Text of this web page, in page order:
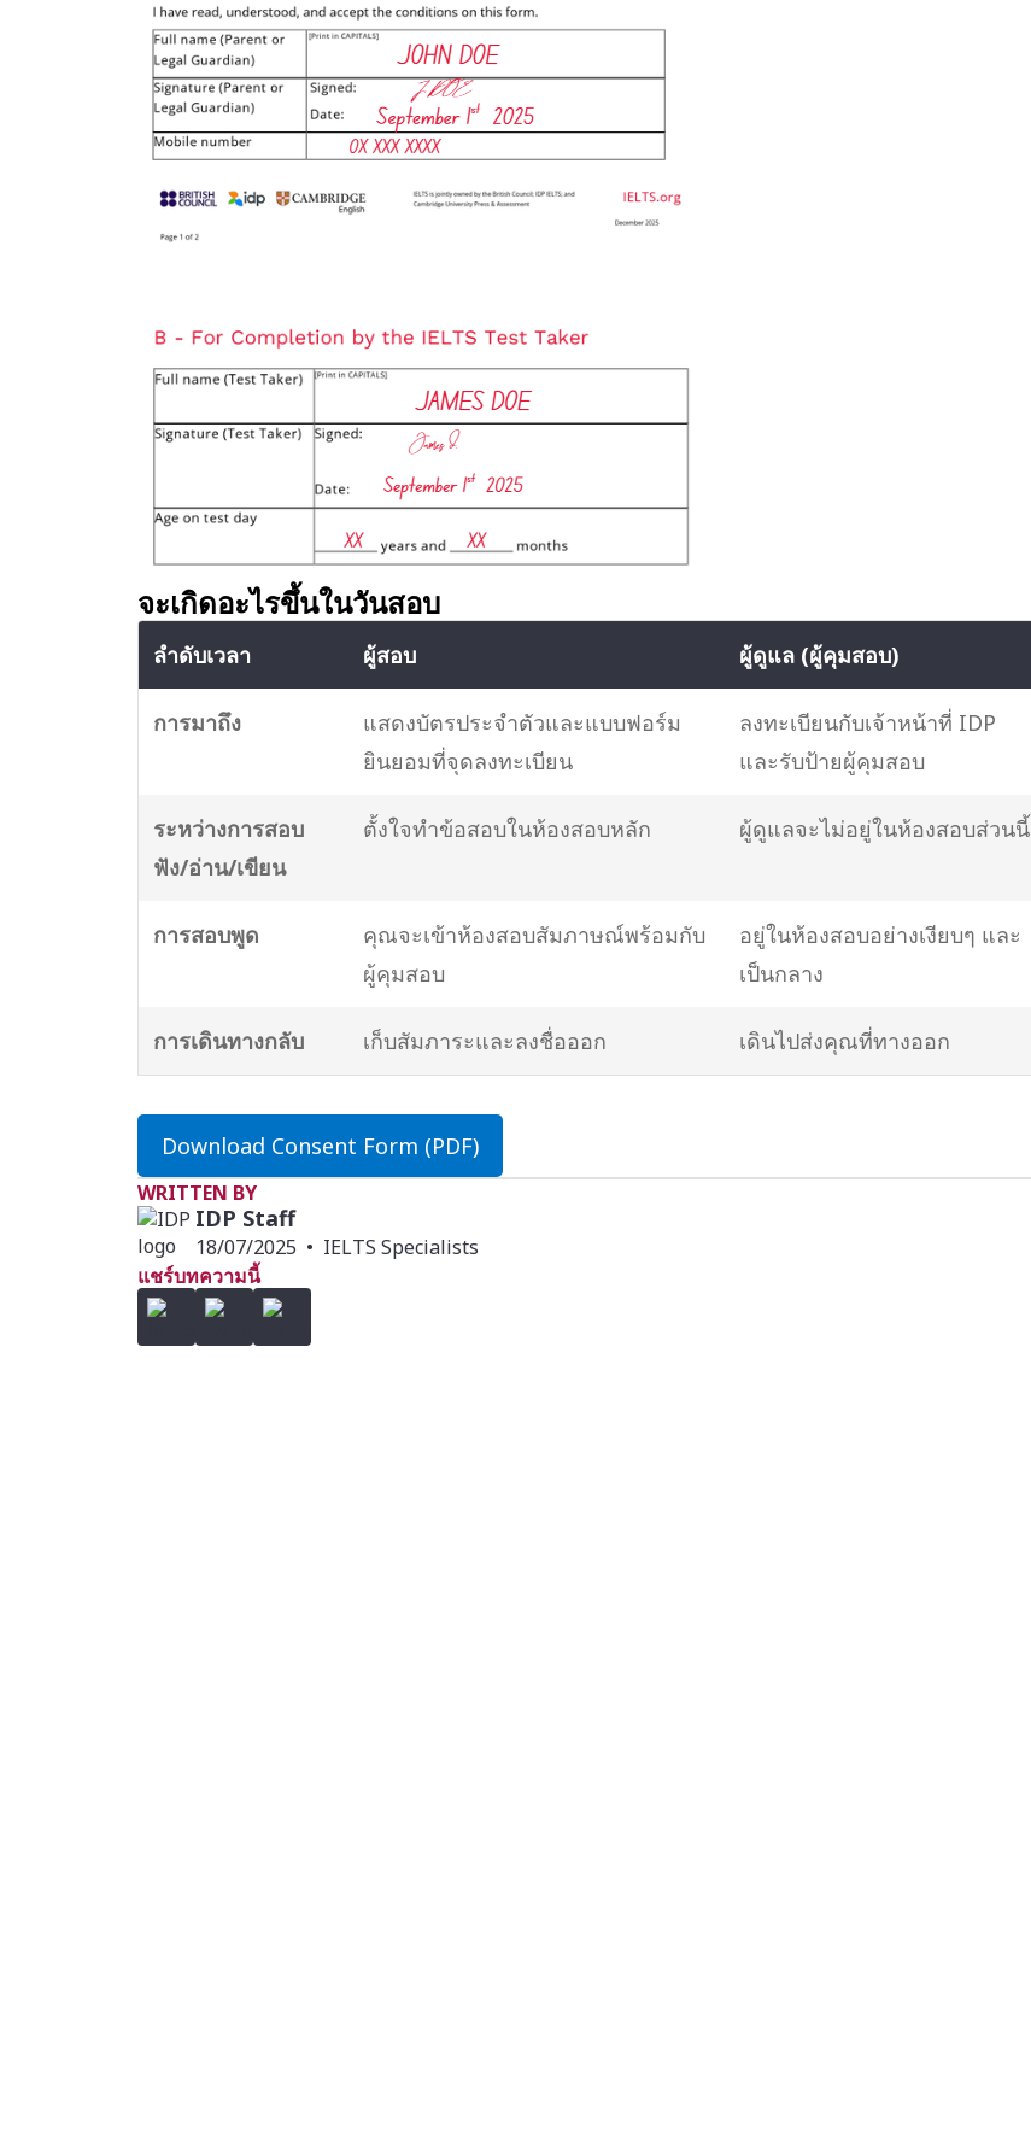
จะเกิดอะไรขึ้นในวันสอบ
ลำดับเวลา ผู้สอบ ผู้ดูแล (ผู้คุมสอบ)
การมาถึง
แสดงบัตรประจำตัวและแบบฟอร์ม
ยินยอมที่จุดลงทะเบียน
ลงทะเบียนกับเจ้าหน้าที่ IDP
และรับป้ายผู้คุมสอบ
ระหว่างการสอบ
ฟัง/อ่าน/เขียน
ตั้งใจทำข้อสอบในห้องสอบหลัก ผู้ดูแลจะไม่อยู่ในห้องสอบส่วนนี้
การสอบพูด
คุณจะเข้าห้องสอบสัมภาษณ์พร้อมกับ
ผู้คุมสอบ
อยู่ในห้องสอบอย่างเงียบๆ และ
เป็นกลาง
การเดินทางกลับ เก็บสัมภาระและลงชื่อออก เดินไปส่งคุณที่ทางออก
Download Consent Form (PDF)
WRITTEN BY
IDP Staff
18/07/2025 • IELTS Specialists
แชร์บทความนี้